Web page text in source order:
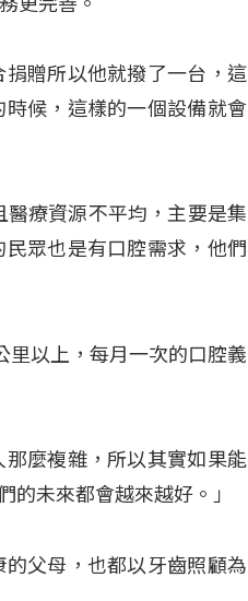
贈所以他就撥了一台，這
候，這樣的一個設備就會
療資源不平均，主要是集
眾也是有口腔需求，他們
里以上，每月一次的口腔義
麼複雜，所以其實如果能
未來都會越來越好。」
父母，也都以牙齒照顧為